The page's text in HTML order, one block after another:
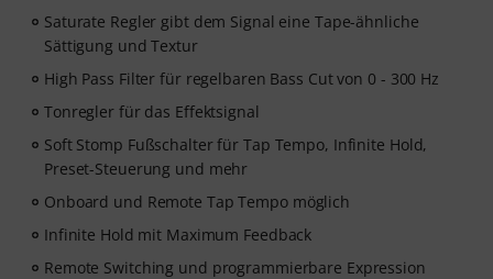
Saturate Regler gibt dem Signal eine Tape-ähnliche
Sättigung und Textur
High Pass Filter für regelbaren Bass Cut von 0 - 300 Hz
Tonregler für das Effektsignal
Soft Stomp Fußschalter für Tap Tempo, Infinite Hold,
Preset-Steuerung und mehr
Onboard und Remote Tap Tempo möglich
Infinite Hold mit Maximum Feedback
Remote Switching und programmierbare Expression